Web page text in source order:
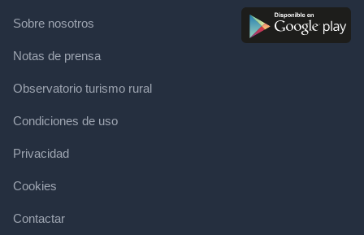
Sobre nosotros
Notas de prensa
Observatorio turismo rural
Condiciones de uso
Privacidad
Cookies
Contactar